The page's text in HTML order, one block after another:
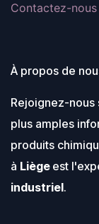
Contactez-nous
À propos de
Rejoignez-nous
plus amples
produits
à Liège est
industriel.